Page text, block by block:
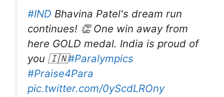
#IND Bhavina Patel's dream run
continues! 👏 One win away from
here GOLD medal. India is proud of
you 🇮🇳#Paralympics
#Praise4Para
pic.twitter.com/0yScdLROny